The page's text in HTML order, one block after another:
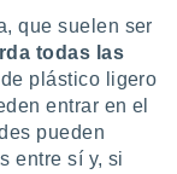
que suelen ser
todas las
plástico ligero
entrar en el
pueden
entre sí y, si